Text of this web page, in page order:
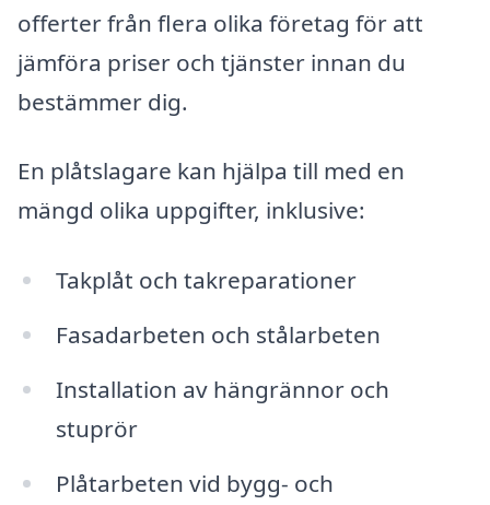
offerter från flera olika företag för att
jämföra priser och tjänster innan du
bestämmer dig.
En plåtslagare kan hjälpa till med en
mängd olika uppgifter, inklusive:
Takplåt och takreparationer
Fasadarbeten och stålarbeten
Installation av hängrännor och
stuprör
Plåtarbeten vid bygg- och